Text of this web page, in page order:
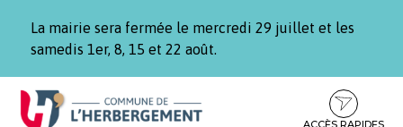
La mairie sera fermée le mercredi 29 juillet et les
samedis 1er, 8, 15 et 22 août.
Aller
Aller
Aller
ACCÈS RAPIDES